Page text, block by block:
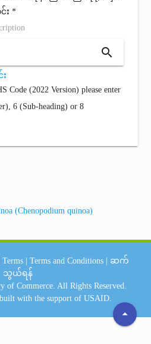
း *
search
Code (2022 Version) please enter
6 (Sub-heading) or 8
(Chenopodium quinoa)
arrow_drop_up
Terms and Conditions
ဆက်
သွယ်ရန်
of Commerce. All Rights Reserved.
with the support of USAID.